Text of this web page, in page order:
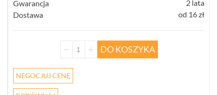
JA-
JA-
100
(207)
Gwarancja
2 lata
Dostawa
od 16 zł
DO KOSZYKA
NEGOCJUJ CENĘ